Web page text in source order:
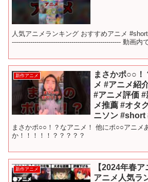
人気アニメランキング おすすめアニメ
----------------------------------------------------- 動画内
新作アニメ
まさかポ○○！
メ #アニメ紹
#アニメ評価
メ推薦 #オタ
ニソン
まさかポ○○！？なアニメ！ 他にポ○○アニメ
か！！！！！？？？？？
新作アニメ
【2024年春
アニメ人気ラ